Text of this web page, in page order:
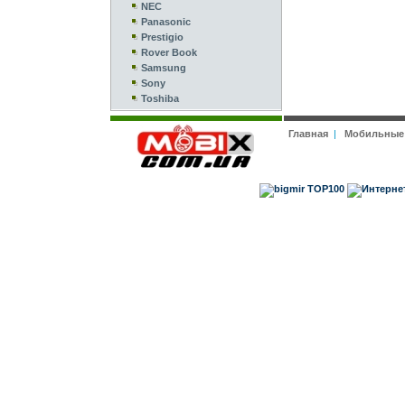
NEC
Panasonic
Prestigio
Rover Book
Samsung
Sony
Toshiba
Главная|